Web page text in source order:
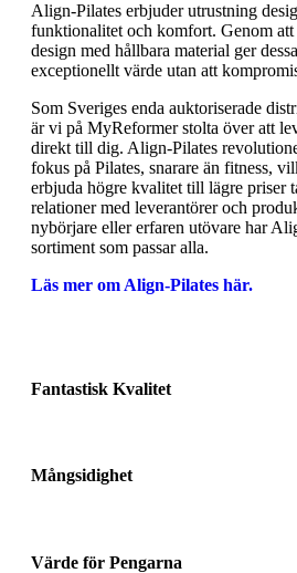
Align-Pilates erbjuder utrustning
funktionalitet och komfort. Genom
design med hållbara material ger
exceptionellt värde utan att
Som Sveriges enda auktoriserade
är vi på MyReformer stolta över att
direkt till dig. Align-Pilates
fokus på Pilates, snarare än fitness,
erbjuda högre kvalitet till lägre priser
relationer med leverantörer och
nybörjare eller erfaren utövare har
sortiment som passar alla.
Läs mer om Align-Pilates här.
Fantastisk Kvalitet
Mångsidighet
Värde för Pengarna